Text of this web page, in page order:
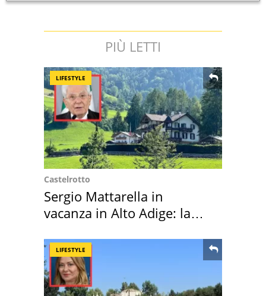
PIÙ LETTI
LIFESTYLE
Castelrotto
Sergio Mattarella in
vacanza in Alto Adige: la
LIFESTYLE